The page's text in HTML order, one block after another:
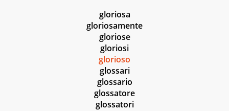
gloriosa
gloriosamente
gloriose
gloriosi
glorioso
glossari
glossario
glossatore
glossatori